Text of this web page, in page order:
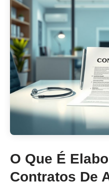
O Que É
Contratos De